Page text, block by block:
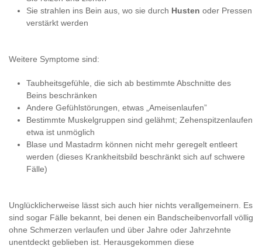
Sie strahlen ins Bein aus, wo sie durch Husten oder Pressen
verstärkt werden
Weitere Symptome sind:
Taubheitsgefühle, die sich ab bestimmte Abschnitte des
Beins beschränken
Andere Gefühlstörungen, etwas „Ameisenlaufen”
Bestimmte Muskelgruppen sind gelähmt; Zehenspitzenlaufen
etwa ist unmöglich
Blase und Mastadrm können nicht mehr geregelt entleert
werden (dieses Krankheitsbild beschränkt sich auf schwere
Fälle)
Unglücklicherweise lässt sich auch hier nichts verallgemeinern. Es
sind sogar Fälle bekannt, bei denen ein Bandscheibenvorfall völlig
ohne Schmerzen verlaufen und über Jahre oder Jahrzehnte
unentdeckt geblieben ist. Herausgekommen diese